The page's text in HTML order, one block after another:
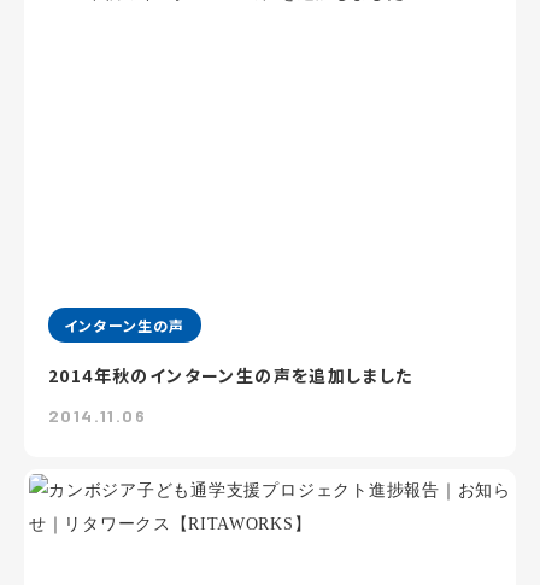
インターン生の声
2014年秋のインターン生の声を追加しました
2014.11.06